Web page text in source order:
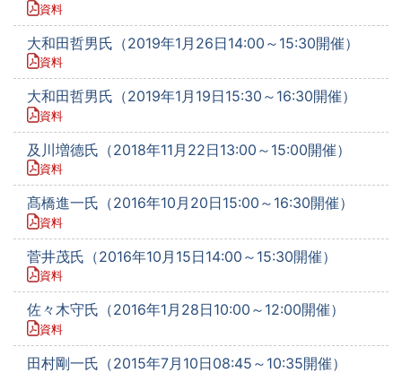
資料
大和田哲男氏（2019年1月26日14:00～15:30開催）
資料
大和田哲男氏（2019年1月19日15:30～16:30開催）
資料
及川増德氏（2018年11月22日13:00～15:00開催）
資料
髙橋進一氏（2016年10月20日15:00～16:30開催）
資料
菅井茂氏（2016年10月15日14:00～15:30開催）
資料
佐々木守氏（2016年1月28日10:00～12:00開催）
資料
田村剛一氏（2015年7月10日08:45～10:35開催）